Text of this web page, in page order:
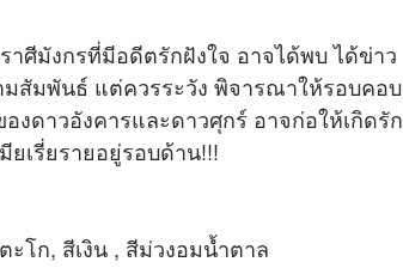
M
u
t
e
าศีมังกรที่มีอดีตรักฝังใจ อาจได้พบ ได้ข่าว
สัมพันธ์ แต่ควรระวัง พิจารณาให้รอบคอบ
งดาวอังคารและดาวศุกร์ อาจก่อให้เกิดรัก
เรี่ยรายอยู่รอบด้าน!!!
โก, สีเงิน , สีม่วงอมน้ำตาล